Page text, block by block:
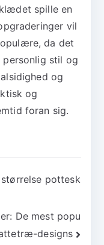
spille en
vil
da det
stil og
og
og
foran sig.
pottesk
De mest popu
designs